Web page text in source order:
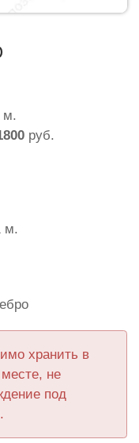
м.
руб.
м.
хранить в
не
под